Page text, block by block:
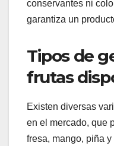
conservantes ni
garantiza un
Tipos de
frutas
Existen diversas
en el mercado, que
fresa, mango, piña